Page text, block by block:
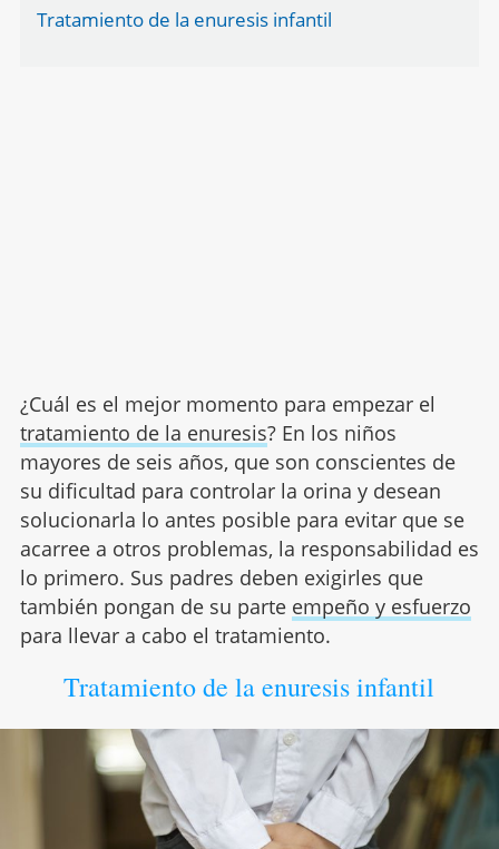
Tratamiento de la enuresis infantil
¿Cuál es el mejor momento para empezar el
tratamiento de la enuresis? En los niños
mayores de seis años, que son conscientes de
su dificultad para controlar la orina y desean
solucionarla lo antes posible para evitar que se
acarree a otros problemas, la responsabilidad es
lo primero. Sus padres deben exigirles que
también pongan de su parte empeño y esfuerzo
para llevar a cabo el tratamiento.
Tratamiento de la enuresis infantil